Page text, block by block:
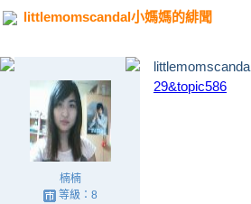
littlemomscandal小媽媽的緋聞
楠楠
等級：8
29&topic586